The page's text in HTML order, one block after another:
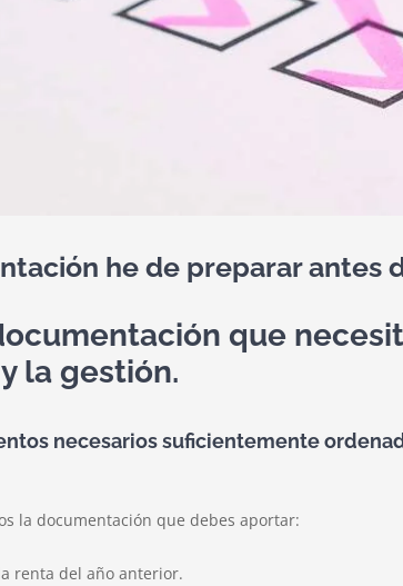
he de preparar antes
que
la gestión.
necesarios suficientemente
la documentación que debes aportar:
renta del año anterior.